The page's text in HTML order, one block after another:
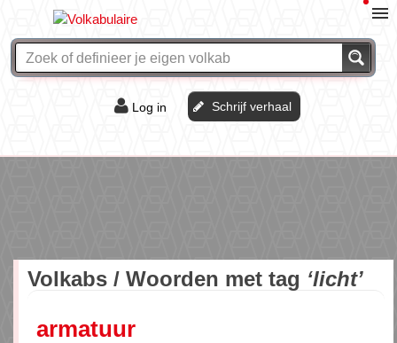
Log in Schrijf verhaal
Volkabs / Woorden met tag ‘licht’
armatuur